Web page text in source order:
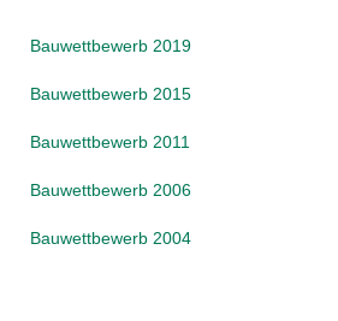
Bauwettbewerb 2019
Bauwettbewerb 2015
Bauwettbewerb 2011
Bauwettbewerb 2006
Bauwettbewerb 2004